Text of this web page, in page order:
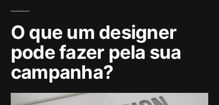
O que um designer
pode fazer pela sua
campanha?